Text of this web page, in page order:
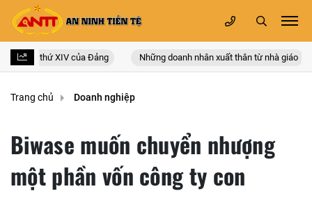
lần thứ XIV của Đảng Những doanh nhân xuất thân từ nhà giáo
Trang chủ Doanh nghiệp
Biwase muốn chuyển nhượng
một phần vốn công ty con